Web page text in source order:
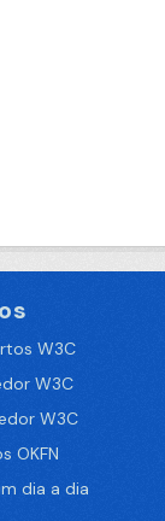
W3C
W3C
W3C
OKFN
dia a dia